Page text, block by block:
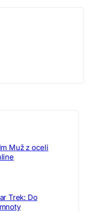
Muž z oceli
Trek: Do